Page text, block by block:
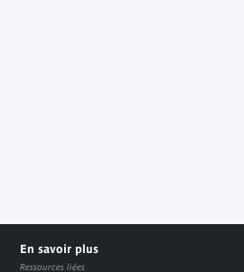
En savoir plus
Ressources liées